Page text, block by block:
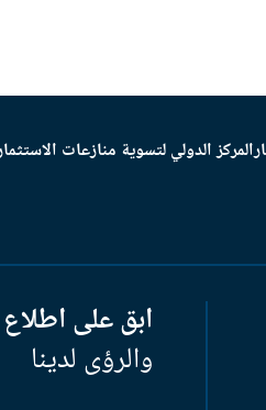
المركز الدولي لتسوية منازعات
ابق على اطلاع
والرؤى لدينا